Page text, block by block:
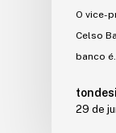
O vice-
Celso
banco é…
29 de